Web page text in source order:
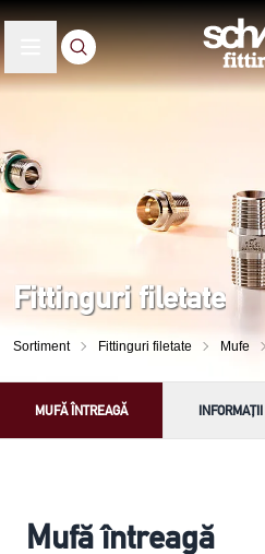
Fittinguri filetate
Sortiment Fittinguri filetate Mufe
MUFĂ ÎNTREAGĂ
Mufă întreagă